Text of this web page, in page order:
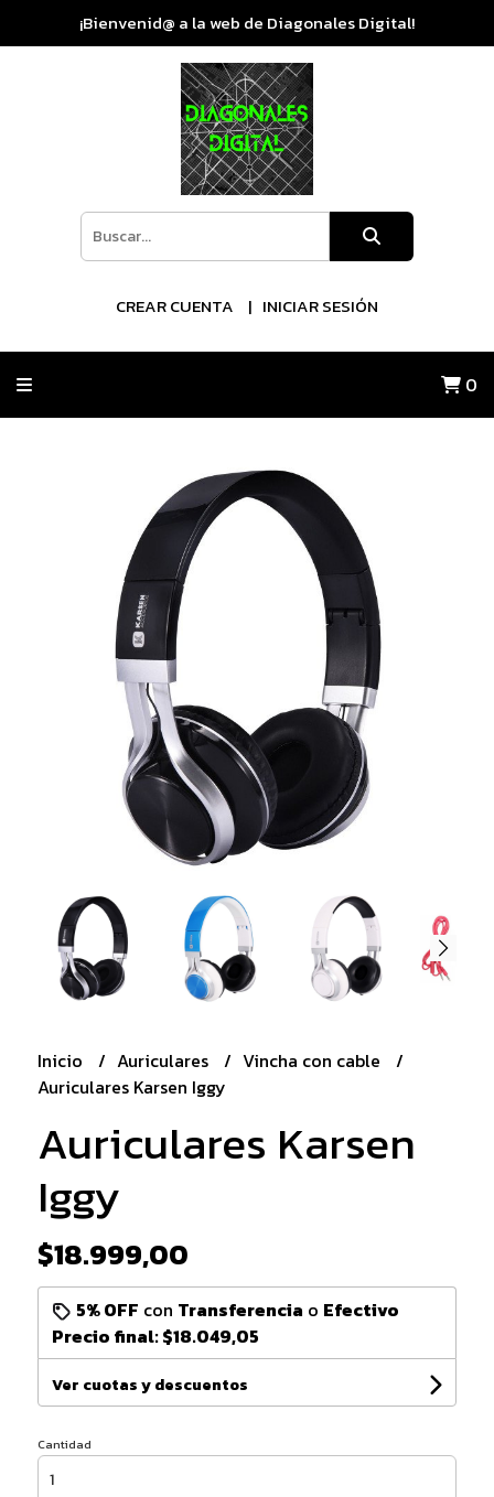
¡Bienvenid@ a la web de Diagonales Digital!
CREAR CUENTA INICIAR SESIÓN
0
Inicio Auriculares
Vincha con cable
Auriculares Karsen Iggy
Auriculares Karsen
Iggy
$18.999,00
5% OFF con Transferencia o Efectivo
Precio final:$18.049,05
Ver cuotas y descuentos
Cantidad